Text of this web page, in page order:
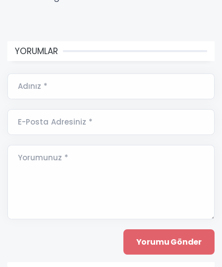
YORUMLAR
Adınız *
E-Posta Adresiniz *
Yorumunuz *